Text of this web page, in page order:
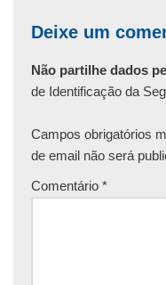
Deixe um
Não partilhe dados
de Identificação da
Campos obrigatórios
de email não será
Comentário *